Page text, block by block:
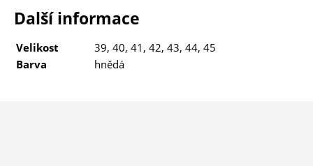
Další informace
Velikost
39, 40, 41, 42, 43, 44, 45
Barva
hnědá